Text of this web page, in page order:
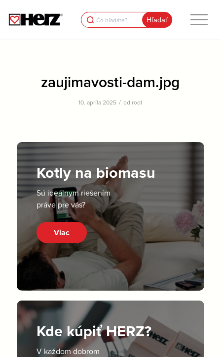
Search
for:
zaujimavosti-dam.jpg
10. apríla 2025 / od root
Kotly na biomasu
Sú ideálnym riešením
práve pre vás?
Viac
Kde kúpiť HERZ?
V každom dobrom